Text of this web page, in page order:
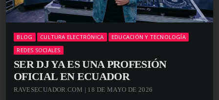
BLOG CULTURA ELECTRÓNICA
EDUCACIÓN Y TECNOLOGÍA
REDES SOCIALES
SER DJ YA ES UNA PROFESIÓN
OFICIAL EN ECUADOR
RAVESECUADOR.COM | 18 DE MAYO DE 2026